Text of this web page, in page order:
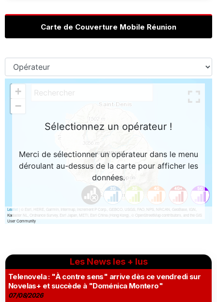
Carte de Couverture Mobile Réunion
Les News les + lus
Telenovela : "À contre sens" arrive dès ce vendredi sur
Novelas+ et succède à "Doménica Montero"
07/08/2026